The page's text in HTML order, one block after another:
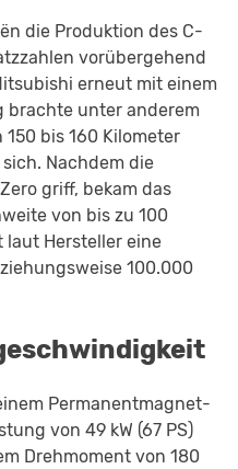
die Produktion des C-
vorübergehend
erneut mit einem
brachte unter anderem
bis 160 Kilometer
Nachdem die
griff, bekam das
von bis zu 100
laut Hersteller eine
100.000
Permanentmagnet-
von 49 kW (67 PS)
Drehmoment von 180